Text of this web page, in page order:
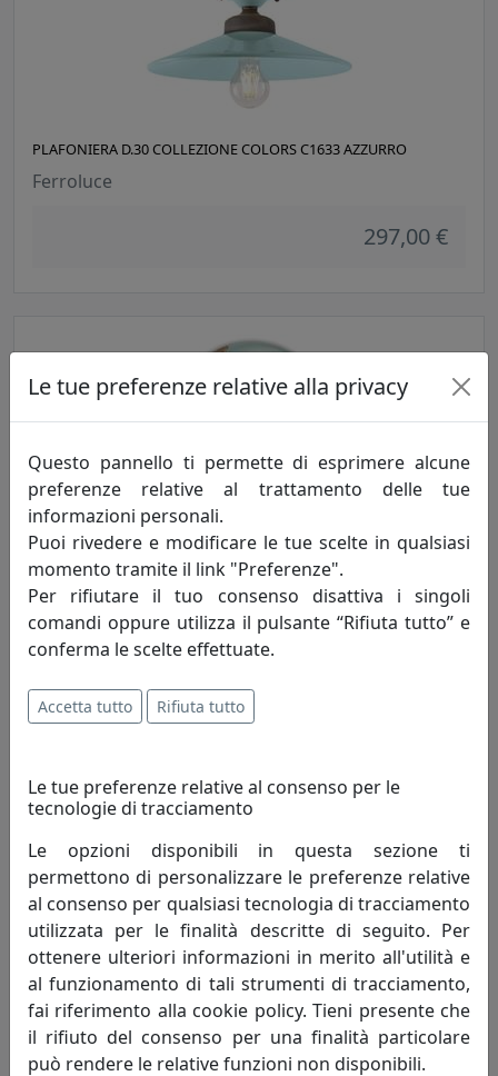
PLAFONIERA D.30 COLLEZIONE COLORS C1633 AZZURRO
Ferroluce
297,00 €
PLAFONIERA A 3 LUCI COLLEZIONE LOFT C1679 AZZURRO
Ferroluce
678,00 €
PLAFONIERA A 3 LUCI COLLEZIONE LOFT C1679-1 AZZURRO
Ferroluce
857,00 €
Le tue preferenze relative alla privacy
Questo pannello ti permette di esprimere alcune
preferenze relative al trattamento delle tue
informazioni personali.
Puoi rivedere e modificare le tue scelte in qualsiasi
momento tramite il link "Preferenze".
Per rifiutare il tuo consenso disattiva i singoli
comandi oppure utilizza il pulsante “Rifiuta tutto” e
conferma le scelte effettuate.
Accetta tutto Rifiuta tutto
Le tue preferenze relative al consenso per le
tecnologie di tracciamento
Le opzioni disponibili in questa sezione ti
permettono di personalizzare le preferenze relative
al consenso per qualsiasi tecnologia di tracciamento
utilizzata per le finalità descritte di seguito. Per
ottenere ulteriori informazioni in merito all'utilità e
al funzionamento di tali strumenti di tracciamento,
fai riferimento alla cookie policy. Tieni presente che
il rifiuto del consenso per una finalità particolare
può rendere le relative funzioni non disponibili.